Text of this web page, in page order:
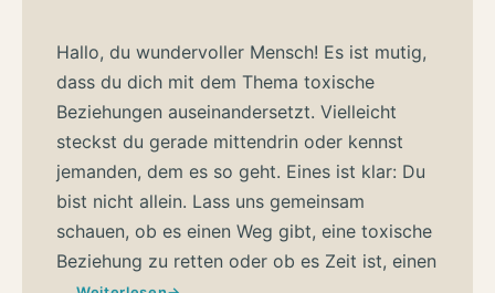
Hallo, du wundervoller Mensch! Es ist mutig,
dass du dich mit dem Thema toxische
Beziehungen auseinandersetzt. Vielleicht
steckst du gerade mittendrin oder kennst
jemanden, dem es so geht. Eines ist klar: Du
bist nicht allein. Lass uns gemeinsam
schauen, ob es einen Weg gibt, eine toxische
Beziehung zu retten oder ob es Zeit ist, einen